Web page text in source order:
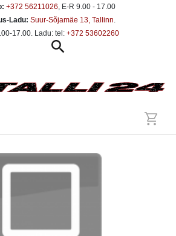
+372 56211026, E-R 9.00 - 17.00
Ladu: Suur-Sõjamäe 13, Tallinn.
17.00. Ladu: tel: +372 53602260